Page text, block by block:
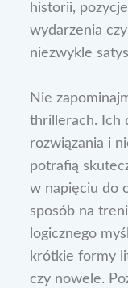
historii,
wydarzenia
niezwykle
Nie
thrillerach. Ich
rozwiązania i
potrafią
w napięciu do
sposób na
logicznego
krótkie formy
czy nowele.